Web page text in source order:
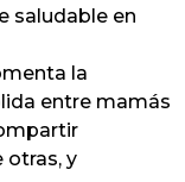
saludable en
la
entre mamás
otras, y